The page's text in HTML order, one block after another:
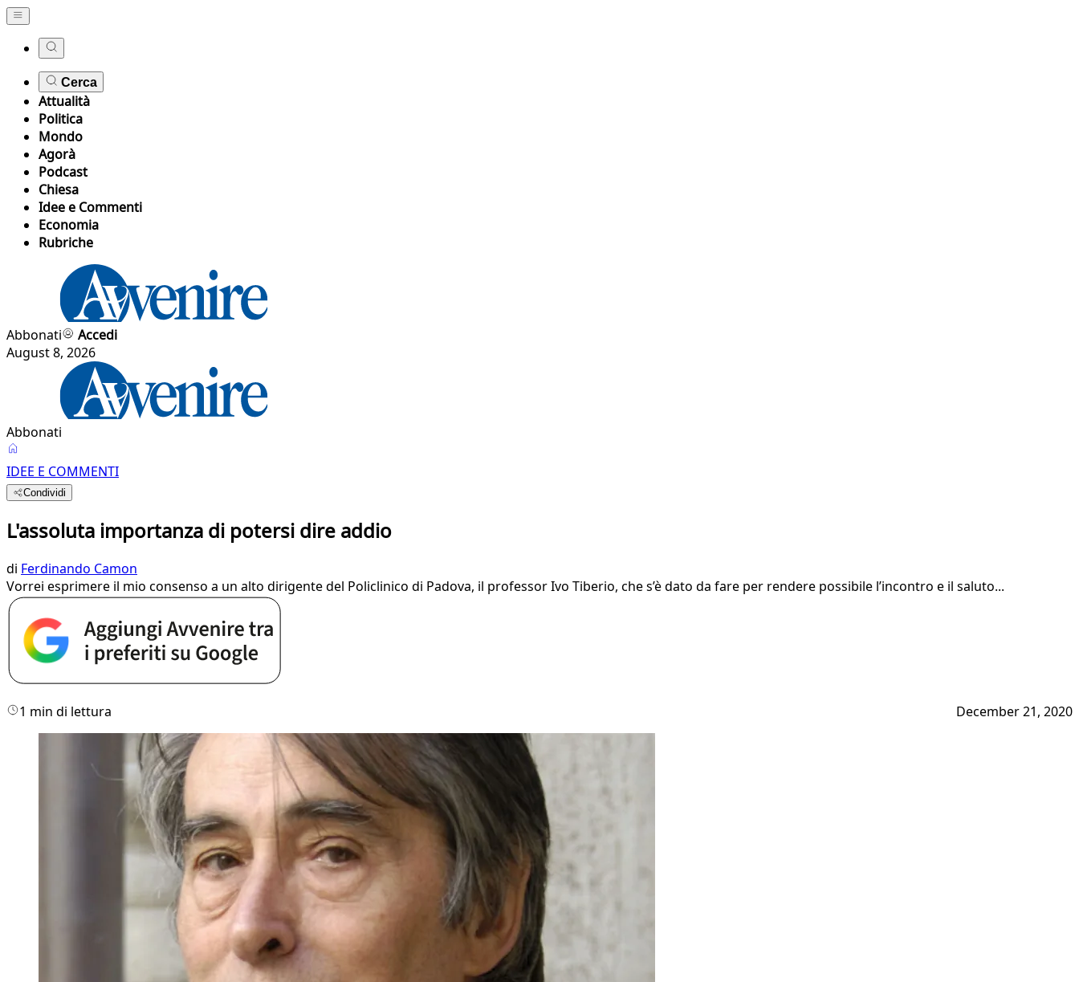
Cerca
Attualità
Politica
Mondo
Agorà
Podcast
Chiesa
Idee e Commenti
Economia
Rubriche
Abbonati
Accedi
August 8, 2026
Abbonati
IDEE E COMMENTI
Condividi
L'assoluta importanza di potersi dire addio
di Ferdinando Camon
Vorrei esprimere il mio consenso a un alto dirigente del Policlinico di Padova, il professor Ivo Tiberio, che s’è dato da fare per rendere possibile l’incontro e il saluto...
1 min di lettura December 21, 2020